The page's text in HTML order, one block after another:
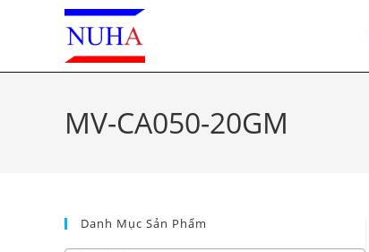
MV-CA050-20GM
Danh Mục Sản Phẩm